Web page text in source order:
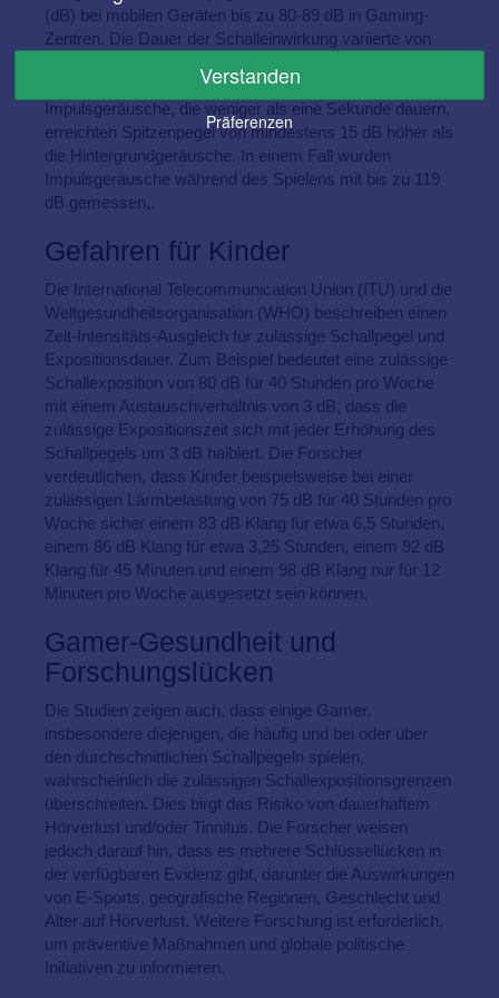
(dB) bei mobilen Geräten bis zu 80-89 dB in Gaming-
Zentren. Die Dauer der Schalleinwirkung variierte von
Stunde, im Durchschnitt drei Stunden pro Woche.
Impulsgeräusche, die weniger als eine Sekunde dauern,
erreichten Spitzenpegel von mindestens 15 dB höher als
die Hintergrundgeräusche. In einem Fall wurden
Impulsgeräusche während des Spielens mit bis zu 119
dB gemessen,.
Gefahren für Kinder
Die International Telecommunication Union (ITU) und die
Weltgesundheitsorganisation (WHO) beschreiben einen
Zeit-Intensitäts-Ausgleich für zulässige Schallpegel und
Expositionsdauer. Zum Beispiel bedeutet eine zulässige
Schallexposition von 80 dB für 40 Stunden pro Woche
mit einem Austauschverhältnis von 3 dB, dass die
zulässige Expositionszeit sich mit jeder Erhöhung des
Schallpegels um 3 dB halbiert. Die Forscher
verdeutlichen, dass Kinder beispielsweise bei einer
zulässigen Lärmbelastung von 75 dB für 40 Stunden pro
Woche sicher einem 83 dB Klang für etwa 6,5 Stunden,
einem 86 dB Klang für etwa 3,25 Stunden, einem 92 dB
Klang für 45 Minuten und einem 98 dB Klang nur für 12
Minuten pro Woche ausgesetzt sein können.
Gamer-Gesundheit und
Forschungslücken
Die Studien zeigen auch, dass einige Gamer,
insbesondere diejenigen, die häufig und bei oder über
den durchschnittlichen Schallpegeln spielen,
wahrscheinlich die zulässigen Schallexpositionsgrenzen
überschreiten. Dies birgt das Risiko von dauerhaftem
Hörverlust und/oder Tinnitus. Die Forscher weisen
jedoch darauf hin, dass es mehrere Schlüssellücken in
der verfügbaren Evidenz gibt, darunter die Auswirkungen
von E-Sports, geografische Regionen, Geschlecht und
Alter auf Hörverlust. Weitere Forschung ist erforderlich,
um präventive Maßnahmen und globale politische
Initiativen zu informieren.
Verstanden
Präferenzen